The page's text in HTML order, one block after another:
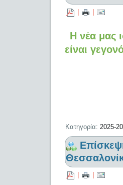
Η νέα μας
είναι
Κατηγορία: 2025-